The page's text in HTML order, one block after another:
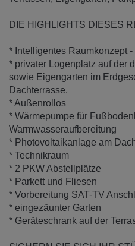
DIE HIGHLIGHTS DIESES
* Intelligentes Raumkonzept
* privater Logenplatz auf der
sowie Eigengarten im
Dachterrasse.
* Außenrollos
* Wärmepumpe für
Warmwasseraufbereitung
* Photovoltaikanlage am
* Technikraum
* 2 PKW Abstellplätze
* Parkett und Fliesen
* Vorbereitung SAT-TV
* eingezäunter Garten
* Geräteschrank auf der